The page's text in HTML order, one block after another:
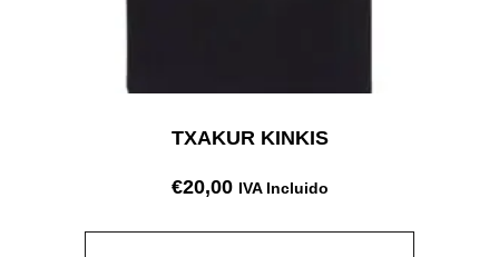
TXAKUR KINKIS
€20,00 IVA Incluido